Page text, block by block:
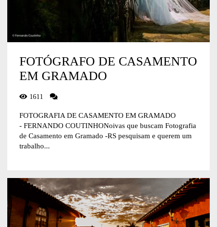
FOTÓGRAFO DE CASAMENTO
EM GRAMADO
1611
FOTOGRAFIA DE CASAMENTO EM GRAMADO
- FERNANDO COUTINHONoivas que buscam Fotografia
de Casamento em Gramado -RS pesquisam e querem um
trabalho...